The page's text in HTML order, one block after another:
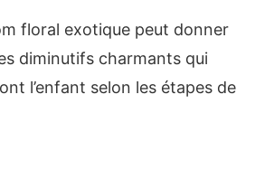
floral exotique peut donner
diminutifs charmants qui
l’enfant selon les étapes de